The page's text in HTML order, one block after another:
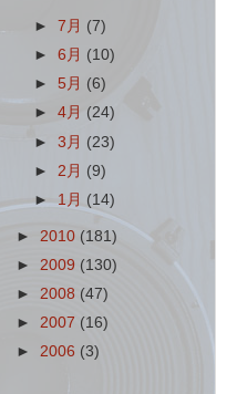
►7月 (7)
►6月 (10)
►5月 (6)
►4月 (24)
►3月 (23)
► 2月 (9)
► 1月 (14)
► 2010 (181)
► 2009 (130)
► 2008 (47)
► 2007 (16)
► 2006 (3)